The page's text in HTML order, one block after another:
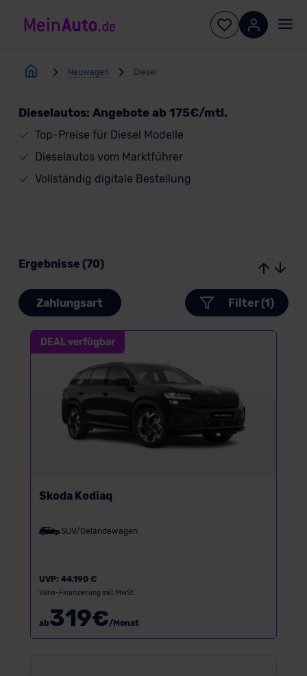
Neuwagen Diesel
Dieselautos: Angebote ab 175€/mtl.
Top-Preise für Diesel Modelle
Dieselautos vom Marktführer
Vollständig digitale Bestellung
Ergebnisse (70)
Zahlungsart Filter (1)
DEAL verfügbar
Skoda Kodiaq
SUV/Geländewagen
UVP: 44.190 €
Vario-Finanzierung inkl. MwSt.
ab319€/Monat